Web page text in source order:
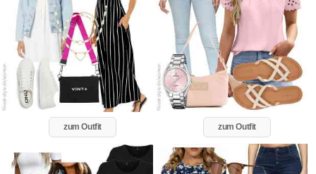
zum Outfit zum Outfit